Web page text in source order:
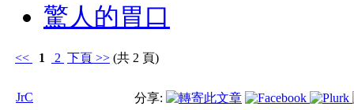
驚人的胃口
<< 1 2 下頁 >> (共 2 頁)
JrC 分享: